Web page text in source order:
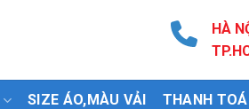
HÀ
SIZE ÁO,MÀU VẢI THANH